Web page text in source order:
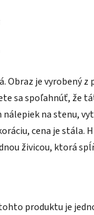
Obraz je vyrobený
sa spoľahnúť, že
na stenu,
cena je stála.
živicou, ktorá
produktu je